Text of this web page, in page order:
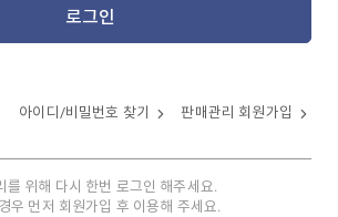
로그인
아이디/비밀번호 찾기 판매관리 회원가입
를 위해 다시 한번 로그인 해주세요.
우 먼저 회원가입 후 이용해 주세요.